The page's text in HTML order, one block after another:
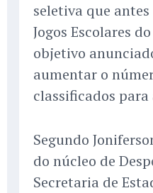
seletiva que
Jogos Escolares
objetivo
aumentar o
classificados
Segundo
do núcleo de
Secretaria de